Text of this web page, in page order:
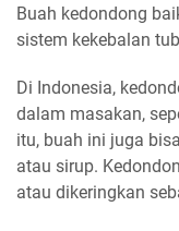
Buah kedondong
sistem kekebalan
Di Indonesia,
dalam masakan,
itu, buah ini juga
atau sirup.
atau dikeringkan